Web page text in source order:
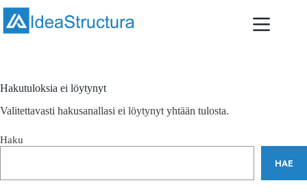
Skip
content
Hakutuloksia ei löytynyt
Valitettavasti hakusanallasi ei löytynyt yhtään tulosta.
Haku
HAE